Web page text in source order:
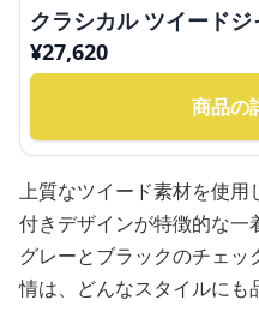
クラシカル ツイードジ
¥27,620
商品の
上質なツイード素材を使用
付きデザインが特徴的な一
グレーとブラックのチェ
情は、どんなスタイルにも